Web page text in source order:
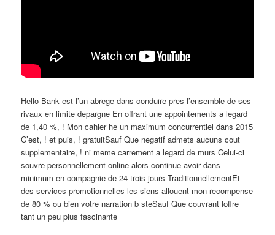
Hello Bank est l’un abrege dans conduire pres l’ensemble de ses
rivaux en limite depargne En offrant une appointements a legard
de 1,40 %, ! Mon cahier he un maximum concurrentiel dans 2015
C’est, ! et puis, ! gratuitSauf Que negatif admets aucuns cout
supplementaire, ! ni meme carrement a legard de murs Celui-ci
souvre personnellement online alors continue avoir dans
minimum en compagnie de 24 trois jours TraditionnellementEt
des services promotionnelles les siens allouent mon recompense
de 80 % ou bien votre narration b steSauf Que couvrant loffre
tant un peu plus fascinante